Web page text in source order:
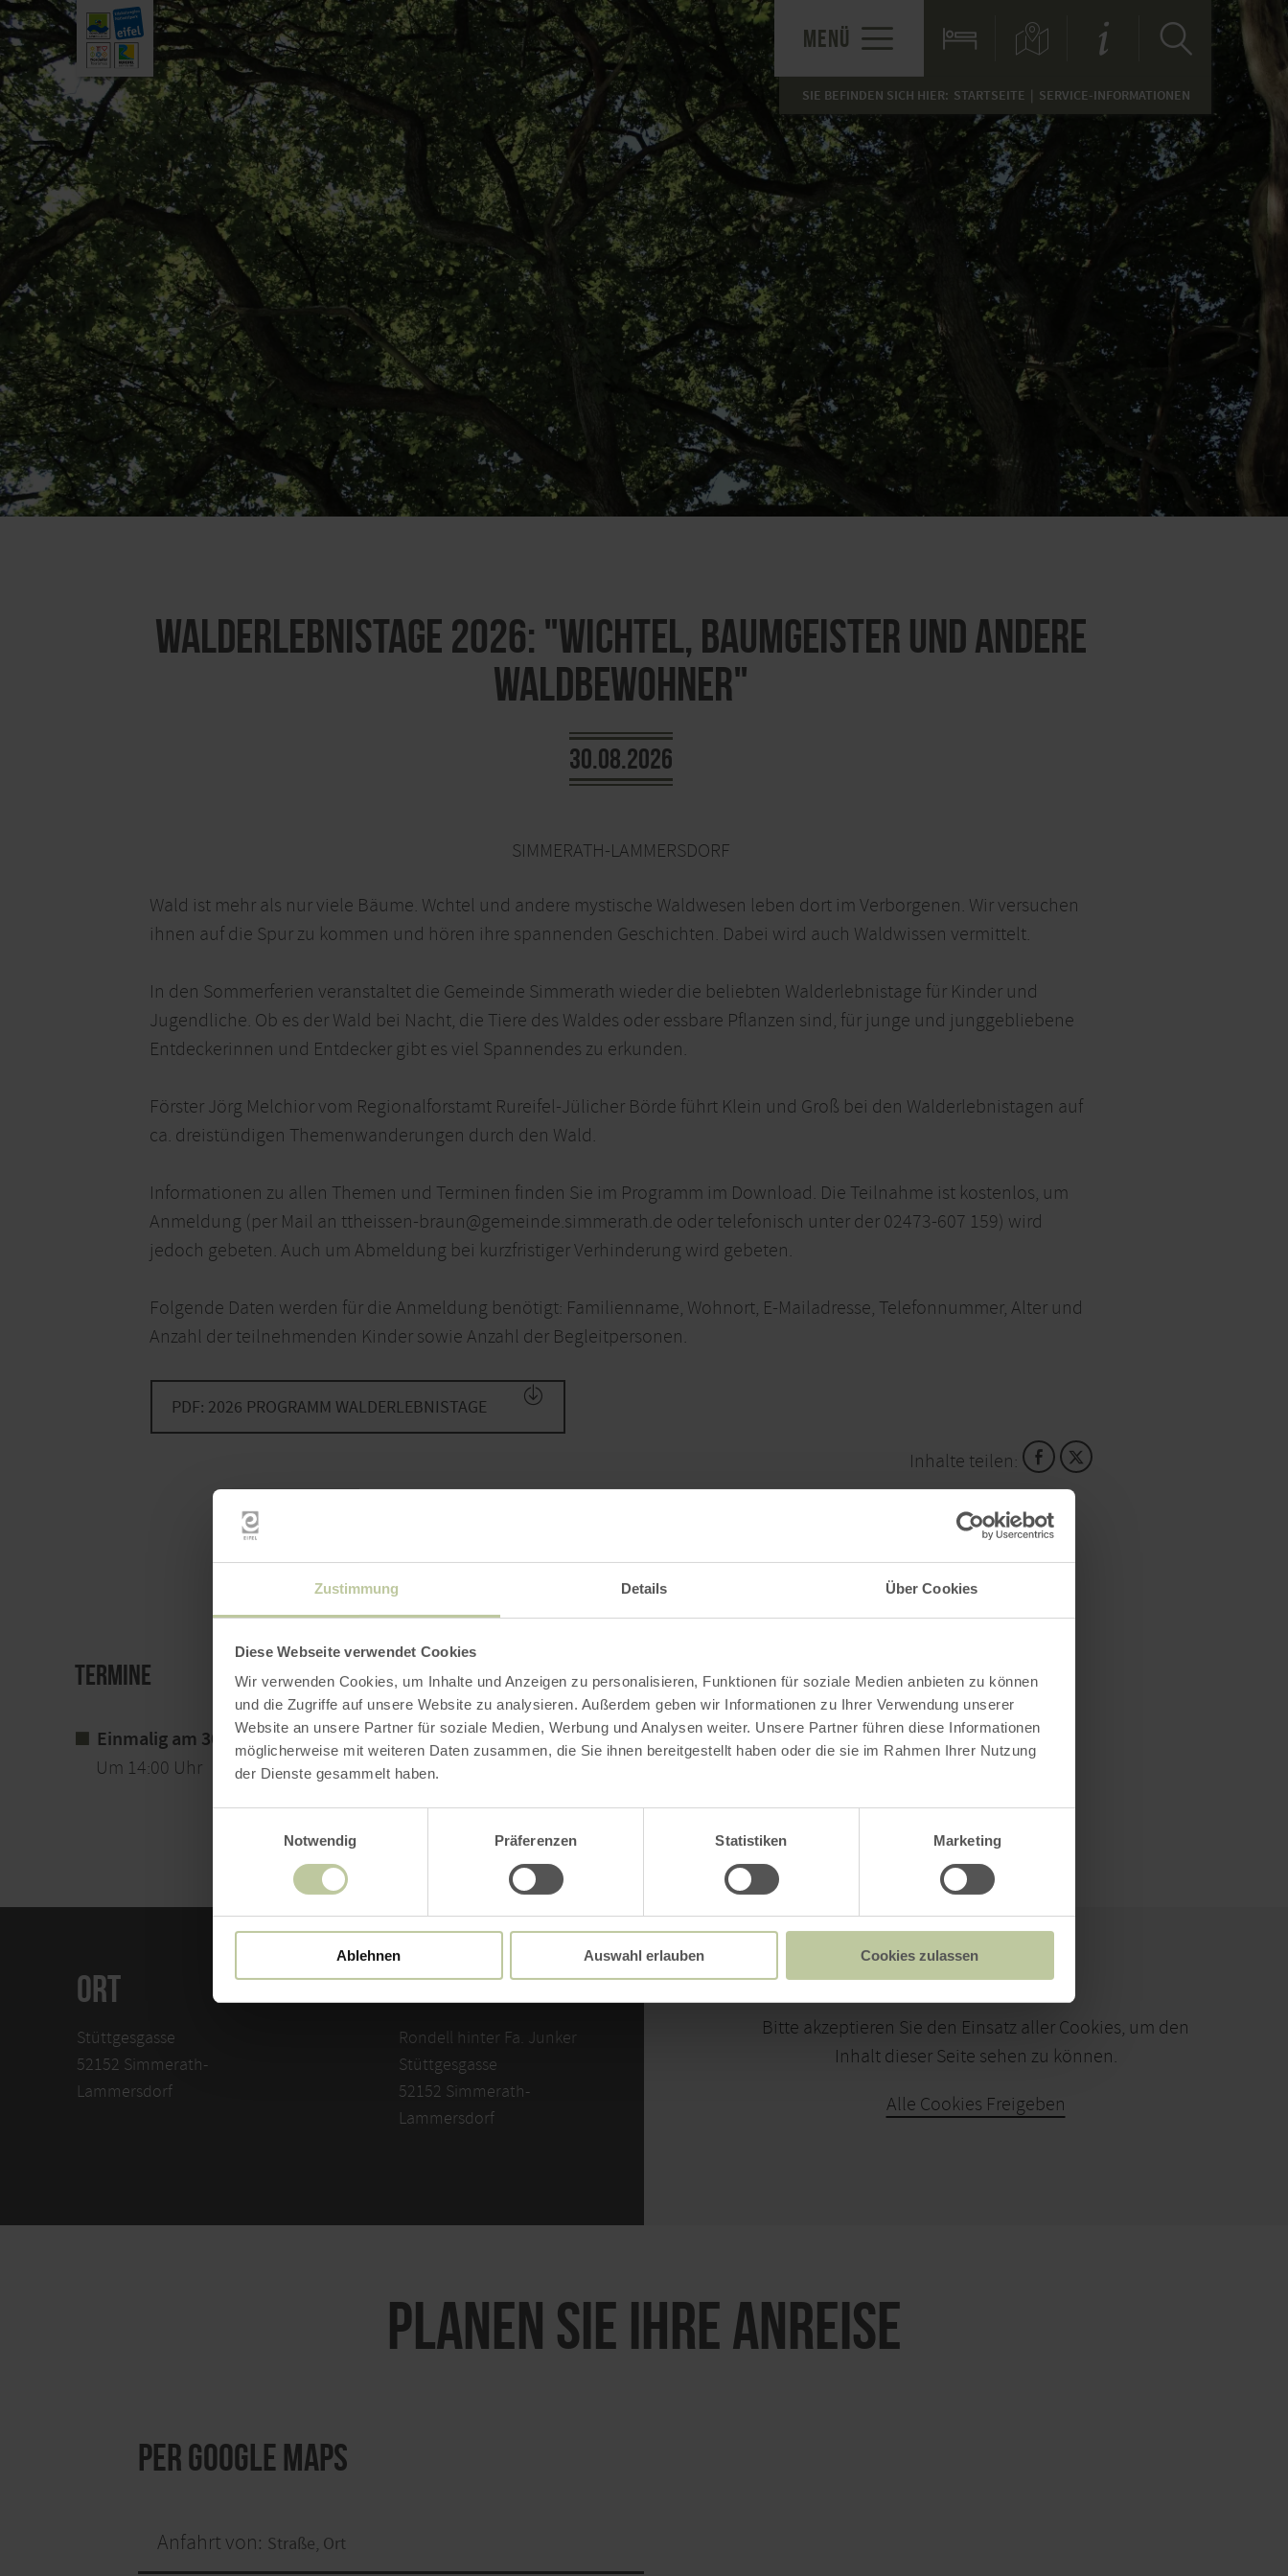
Zustimmung Details Über Cookies
Diese Webseite verwendet Cookies
Wir verwenden Cookies, um Inhalte und Anzeigen zu personalisieren, Funktionen für soziale Medien anbieten zu können
und die Zugriffe auf unsere Website zu analysieren. Außerdem geben wir Informationen zu Ihrer Verwendung unserer
Website an unsere Partner für soziale Medien, Werbung und Analysen weiter. Unsere Partner führen diese Informationen
möglicherweise mit weiteren Daten zusammen, die Sie ihnen bereitgestellt haben oder die sie im Rahmen Ihrer Nutzung
der Dienste gesammelt haben.
Notwendig
Präferenzen Statistiken Marketing
Ablehnen Auswahl erlauben Cookies zulassen
MENÜ
SIE BEFINDEN SICH HIER: STARTSEITE SERVICE-INFORMATIONEN
Walderlebnistage 2026: "Wichtel, Baumgeister und andere
Waldbewohner"
30.08.2026
SIMMERATH-LAMMERSDORF
Wald ist mehr als nur viele Bäume. Wchtel und andere mystische Waldwesen leben dort im Verborgenen. Wir versuchen
ihnen auf die Spur zu kommen und hören ihre spannenden Geschichten. Dabei wird auch Waldwissen vermittelt.
In den Sommerferien veranstaltet die Gemeinde Simmerath wieder die beliebten Walderlebnistage für Kinder und
Jugendliche. Ob es der Wald bei Nacht, die Tiere des Waldes oder essbare Pflanzen sind, für junge und junggebliebene
Entdeckerinnen und Entdecker gibt es viel Spannendes zu erkunden.
Förster Jörg Melchior vom Regionalforstamt Rureifel-Jülicher Börde führt Klein und Groß bei den Walderlebnistagen auf
ca. dreistündigen Themenwanderungen durch den Wald.
Informationen zu allen Themen und Terminen finden Sie im Programm im Download. Die Teilnahme ist kostenlos, um
Anmeldung (per Mail an ttheissen-braun@gemeinde.simmerath.de oder telefonisch unter der 02473-607 159) wird
jedoch gebeten. Auch um Abmeldung bei kurzfristiger Verhinderung wird gebeten.
Folgende Daten werden für die Anmeldung benötigt: Familienname, Wohnort, E-Mailadresse, Telefonnummer, Alter und
Anzahl der teilnehmenden Kinder sowie Anzahl der Begleitpersonen.
PDF: 2026 PROGRAMM WALDERLEBNISTAGE
Inhalte teilen:
Auf einen Blick
Termine
Einmalig am 30. August 2026
Um 14:00 Uhr
ORT
Stüttgesgasse
52152 Simmerath-
Lammersdorf
KONTAKT
Rondell hinter Fa. Junker
Stüttgesgasse
52152 Simmerath-
Lammersdorf
Bitte akzeptieren Sie den Einsatz aller Cookies, um den
Inhalt dieser Seite sehen zu können.
Alle Cookies Freigeben
PLANEN SIE IHRE ANREISE
per Google Maps
Anfahrt von: